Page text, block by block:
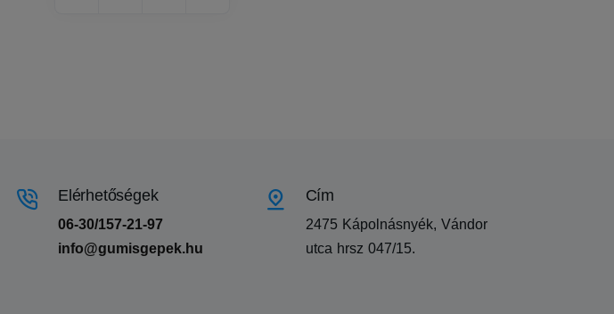
Elérhetőségek
06-30/157-21-97
info@gumisgepek.hu
Cím
2475 Kápolnásnyék, Vándor
utca hrsz 047/15.